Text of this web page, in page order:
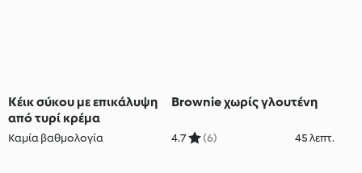
Κέικ σύκου με επικάλυψη
από τυρί κρέμα
Καμία βαθμολογία
Brownie χωρίς γλουτένη
4.7 (6) 45 λεπτ.